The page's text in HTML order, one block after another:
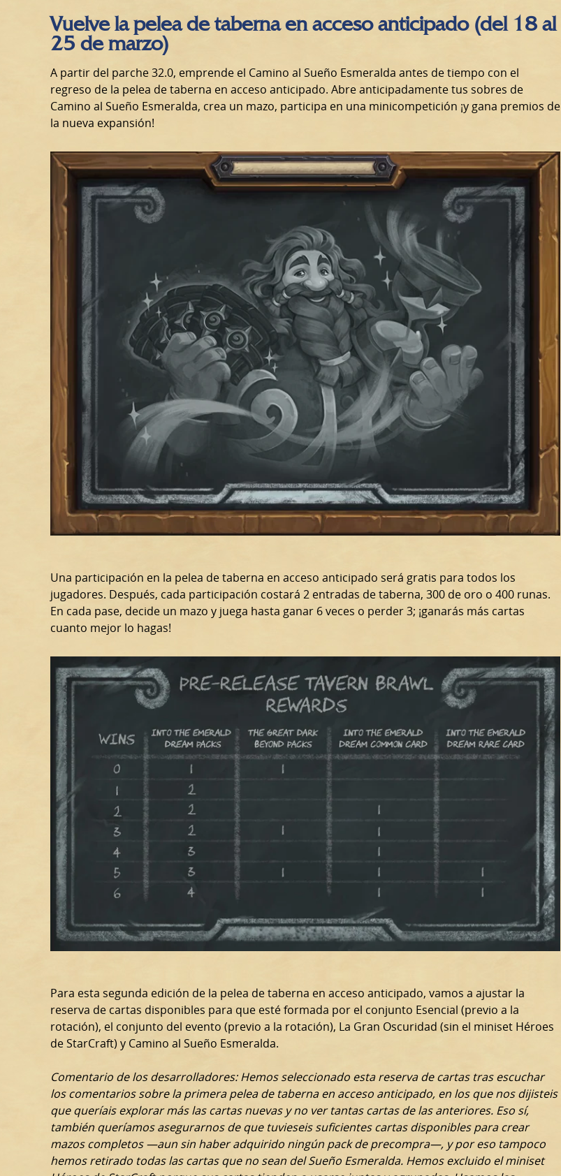
Vuelve la pelea de taberna en acceso anticipado (del 18 al
25 de marzo)
A partir del parche 32.0, emprende el Camino al Sueño Esmeralda antes de tiempo con el
regreso de la pelea de taberna en acceso anticipado. Abre anticipadamente tus sobres de
Camino al Sueño Esmeralda, crea un mazo, participa en una minicompetición ¡y gana premios de
la nueva expansión!
Una participación en la pelea de taberna en acceso anticipado será gratis para todos los
jugadores. Después, cada participación costará 2 entradas de taberna, 300 de oro o 400 runas.
En cada pase, decide un mazo y juega hasta ganar 6 veces o perder 3; ¡ganarás más cartas
cuanto mejor lo hagas!
Para esta segunda edición de la pelea de taberna en acceso anticipado, vamos a ajustar la
reserva de cartas disponibles para que esté formada por el conjunto Esencial (previo a la
rotación), el conjunto del evento (previo a la rotación), La Gran Oscuridad (sin el miniset Héroes
de StarCraft) y Camino al Sueño Esmeralda.
Comentario de los desarrolladores: Hemos seleccionado esta reserva de cartas tras escuchar
los comentarios sobre la primera pelea de taberna en acceso anticipado, en los que nos dijisteis
que queríais explorar más las cartas nuevas y no ver tantas cartas de las anteriores. Eso sí,
también queríamos asegurarnos de que tuvieseis suficientes cartas disponibles para crear
mazos completos —aun sin haber adquirido ningún pack de precompra—, y por eso tampoco
hemos retirado todas las cartas que no sean del Sueño Esmeralda. Hemos excluido el miniset